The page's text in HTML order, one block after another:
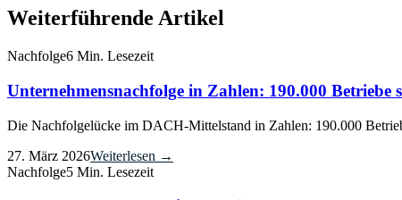
Weiterführende Artikel
Nachfolge6 Min. Lesezeit
Unternehmensnachfolge in Zahlen: 190.000 Betriebe
Die Nachfolgelücke im DACH-Mittelstand in Zahlen: 190.000
27. März 2026Weiterlesen →
Nachfolge5 Min. Lesezeit